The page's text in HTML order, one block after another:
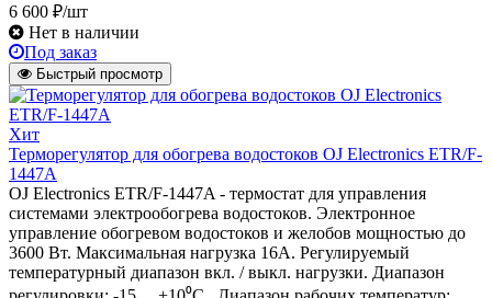
6 600 ₽/шт
Нет в наличии
Под заказ
Быстрый просмотр
Хит
Терморегулятор для обогрева водостоков OJ Electronics ETR/F-
1447A
OJ Electronics ETR/F-1447A - термостат для управления
системами электрообогрева водостоков. Электронное
управление обогревом водостоков и желобов мощностью до
3600 Вт. Максимальная нагрузка 16А. Регулируемый
температурный диапазон вкл. / выкл. нагрузки. Диапазон